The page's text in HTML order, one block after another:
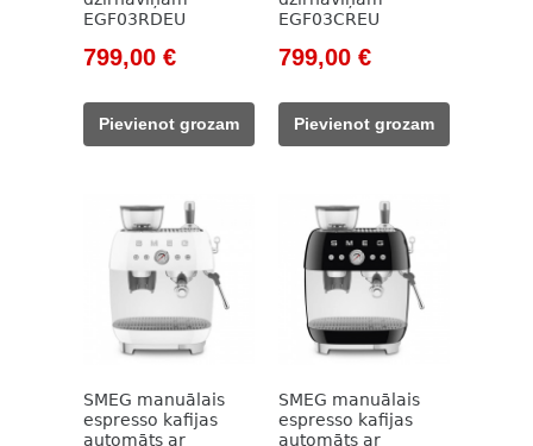
EGF03RDEU
Original
was:
911,00 €.
799,00 €Current
799,00 €.
Pievienot grozam
EGF03CREU
Original
was:
911,00 €.
799,00 €Current
799,00 €.
Pievienot grozam
SMEG manuālais
espresso kafijas
automāts ar
SMEG manuālais
espresso kafijas
automāts ar